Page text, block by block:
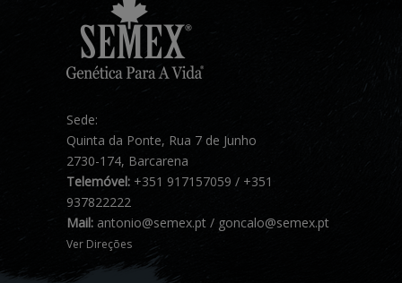
Sede:
Quinta da Ponte, Rua 7 de Junho
2730-174, Barcarena
Telemóvel: +351 917157059 / +351
937822222
Mail: antonio@semex.pt / goncalo@semex.pt
Ver Direções